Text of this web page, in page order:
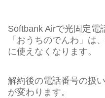
Softbank Airで光固定電
「おうちのでんわ」は
に使えなくなります。
解約後の電話番号の扱
が変わります。